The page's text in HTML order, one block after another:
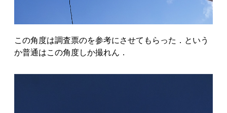
この角度は調査票のを参考にさせてもらった．という
か普通はこの角度しか撮れん．